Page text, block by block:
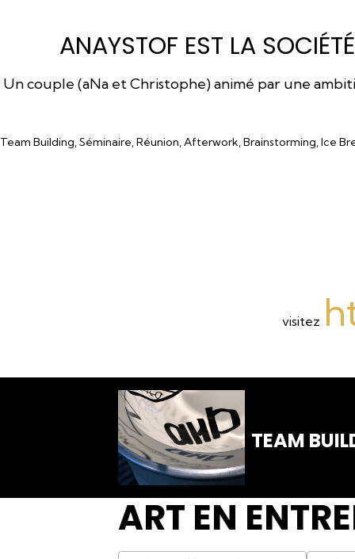
ANAYSTOF EST LA
Un couple (aNa et Christophe) animé par une
Team Building, Séminaire, Réunion, Afterwork, Brainstorming, Ice
visitez
TEAM
ART EN